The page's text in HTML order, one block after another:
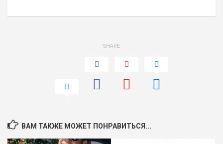
SHARE
ВАМ ТАКЖЕ МОЖЕТ ПОНРАВИТЬСЯ...